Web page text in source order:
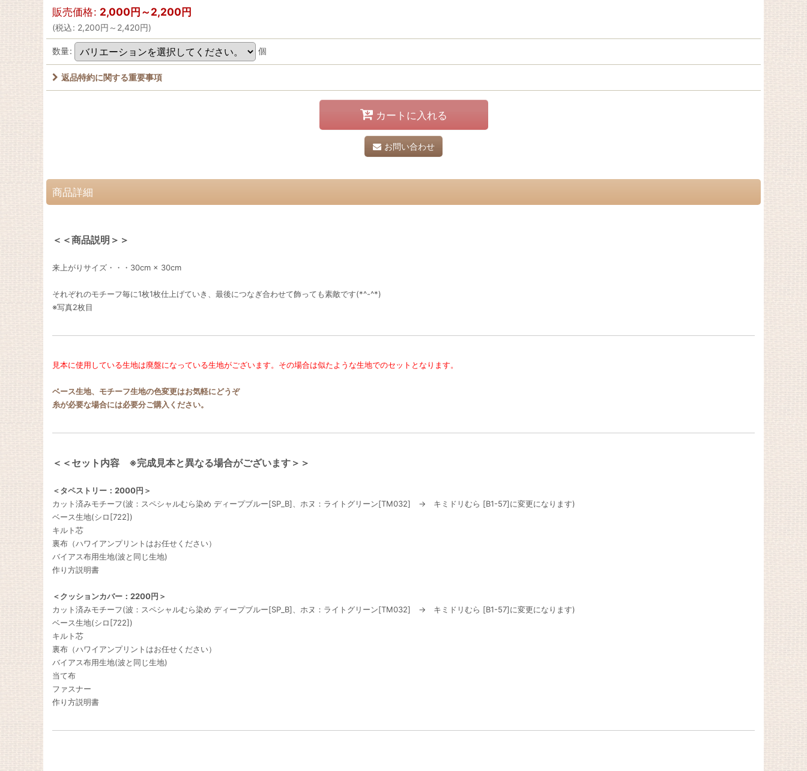
販売価格: 2,000円～2,200円
(税込: 2,200円 ～2,420円)
数量: 個
返品特約に関する重要事項
カートに入れる
お問い合わせ
商品詳細
＜＜商品説明＞＞
来上がりサイズ・・・30cm × 30cm
それぞれのモチーフ毎に1枚1枚仕上げていき、最後につなぎ合わせて飾っても素敵です(*^-^*)
※写真2枚目
見本に使用している生地は廃盤になっている生地がございます。その場合は似たような生地でのセットとなります。
ベース生地、モチーフ生地の色変更はお気軽にどうぞ
糸が必要な場合には必要分ご購入ください。
＜＜セット内容 ※完成見本と異なる場合がございます＞＞
＜タペストリー：2000円＞
カット済みモチーフ(波：スペシャルむら染め ディープブルー[SP_B]、ホヌ：ライトグリーン[TM032] → キミドリむら [B1-57]に変更になります)
ベース生地(シロ[722])
キルト芯
裏布（ハワイアンプリントはお任せください）
バイアス布用生地(波と同じ生地)
作り方説明書
＜クッションカバー：2200円＞
カット済みモチーフ(波：スペシャルむら染め ディープブルー[SP_B]、ホヌ：ライトグリーン[TM032] → キミドリむら [B1-57]に変更になります)
ベース生地(シロ[722])
キルト芯
裏布（ハワイアンプリントはお任せください）
バイアス布用生地(波と同じ生地)
当て布
ファスナー
作り方説明書